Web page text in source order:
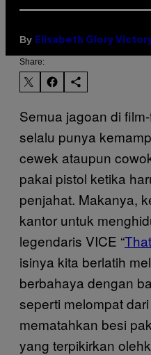
By Elisabeth Glory
Share:
Semua jagoan di
selalu punya
cewek ataupun
pakai pistol ketika
penjahat. Makanya,
kantor untuk
legendaris VICE “
isinya kita berlatih
berbahaya dengan
seperti melompat
mematahkan besi
yang terpikirkan